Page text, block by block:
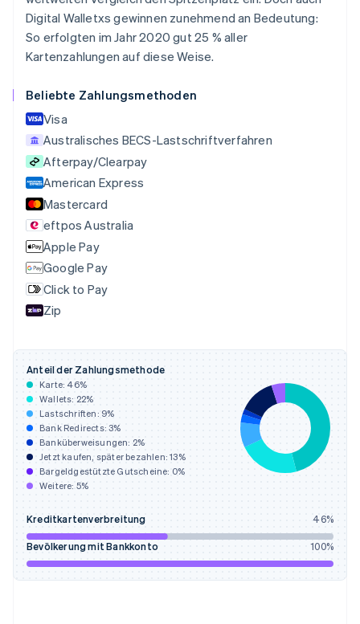
Digital Walletxs gewinnen zunehmend an Bedeutung:
So erfolgten im Jahr 2020 gut 25 % aller
Kartenzahlungen auf diese Weise.
Beliebte Zahlungsmethoden
Visa
Australisches BECS-Lastschriftverfahren
Afterpay/Clearpay
American Express
Mastercard
eftpos Australia
Apple Pay
Google Pay
Click to Pay
Zip
Anteil der Zahlungsmethode
Karte: 46%
Wallets: 22%
Lastschriften: 9%
Bank Redirects:3%
Banküberweisungen: 2%
Jetzt kaufen, später bezahlen:13%
Bargeldgestützte Gutscheine: 0%
Weitere: 5%
Kreditkartenverbreitung 46%
Bevölkerung mit Bankkonto 100%
Brasilien
Português English
Bulgarien
English
English
Deutschland
Estland
English
Festlandchina
English
Finnland
English Svenska
Frankreich
Français English
Gibraltar
English
Griechenland
English
Irland
English
Italien
ItalianoEnglish
Japan
日本語English
Kanada
EnglishFrançais
EnglishItaliano
Lettland
English
Liechtenstein
DeutschEnglish